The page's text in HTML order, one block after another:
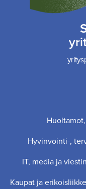
Hyvinvointi-,
IT, media ja
Kaupat ja